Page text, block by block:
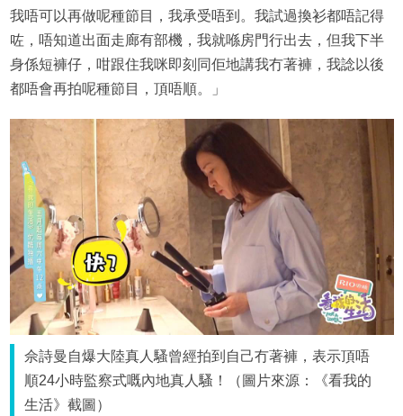
我唔可以再做呢種節目，我承受唔到。我試過換衫都唔記得
咗，唔知道出面走廊有部機，我就喺房門行出去，但我下半
身係短褲仔，咁跟住我咪即刻同佢地講我冇著褲，我諗以後
都唔會再拍呢種節目，頂唔順。」
佘詩曼自爆大陸真人騷曾經拍到自己冇著褲，表示頂唔
順24小時監察式嘅內地真人騷！（圖片來源：《看我的
生活》截圖）